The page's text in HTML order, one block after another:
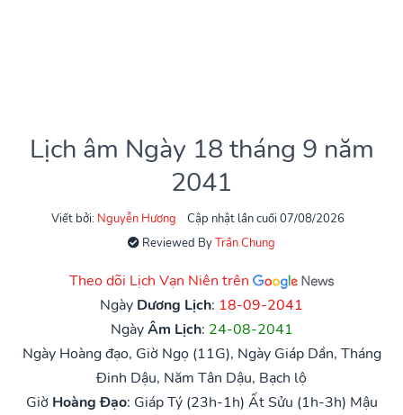
Lịch âm Ngày 18 tháng 9 năm
2041
Viết bởi: Nguyễn Hương
Cập nhật lần cuối 07/08/2026
Reviewed ByTrần Chung
Theo dõi Lịch Vạn Niên trên
Ngày Dương Lịch: 18-09-2041
NgàyÂm Lịch: 24-08-2041
Ngày Hoàng đạo, Giờ Ngọ (11G), Ngày Giáp Dần, Tháng
Đinh Dậu, Năm Tân Dậu, Bạch lộ
Giờ Hoàng Đạo: Giáp Tý (23h-1h) Ất Sửu (1h-3h) Mậu